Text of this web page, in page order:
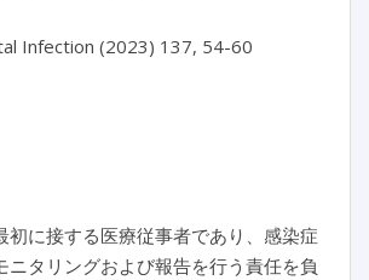
Infection (2023) 137, 54-60
初に接する医療従事者であり、感染症
ニタリングおよび報告を行う責任を負